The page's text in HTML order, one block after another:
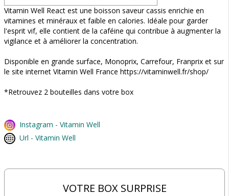
Vitamin Well React est une boisson saveur cassis enrichie en
vitamines et minéraux et faible en calories. Idéale pour garder
l'esprit vif, elle contient de la caféine qui contribue à augmenter la
vigilance et à améliorer la concentration.
Disponible en grande surface, Monoprix, Carrefour, Franprix et sur
le site internet Vitamin Well France https://vitaminwell.fr/shop/
*Retrouvez 2 bouteilles dans votre box
Instagram - Vitamin Well
Url - Vitamin Well
VOTRE BOX SURPRISE